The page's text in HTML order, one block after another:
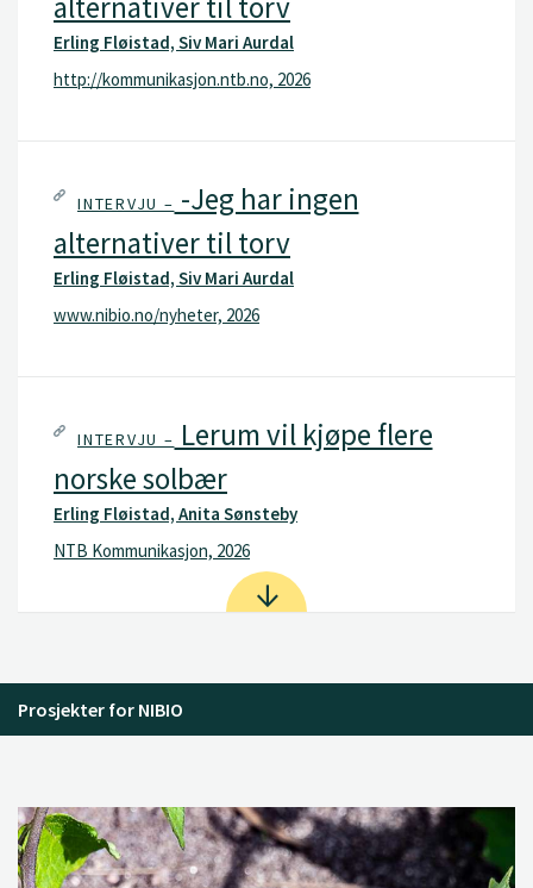
Erling Fløistad, Siv Mari Aurdal
http://kommunikasjon.ntb.no, 2026
INTERVJU – -Jeg har ingen
alternativer til torv
Erling Fløistad, Siv Mari Aurdal
www.nibio.no/nyheter, 2026
INTERVJU – Lerum vil kjøpe flere
norske solbær
Erling Fløistad, Anita Sønsteby
NTB Kommunikasjon, 2026
Prosjekter for NIBIO